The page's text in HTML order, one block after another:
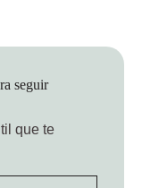
seguir
que te